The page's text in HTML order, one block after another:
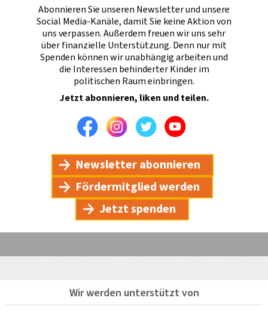
Abonnieren Sie unseren Newsletter und unsere
Social Media-Kanäle, damit Sie keine Aktion von
uns verpassen. Außerdem freuen wir uns sehr
über finanzielle Unterstützung. Denn nur mit
Spenden können wir unabhängig arbeiten und
die Interessen behinderter Kinder im
politischen Raum einbringen.
Jetzt abonnieren, liken und teilen.
FacebookInstagramTwitterYoutube
Newsletter abonnieren
Fördermitglied werden
Jetzt spenden
Wir werden unterstützt von